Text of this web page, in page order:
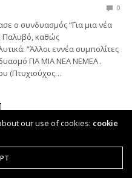
0
ο συνδυασμός “Για μια νέα
Παλυβό, καθώς
“Άλλοι εννέα συμπολίτες
ΓΙΑ ΜΙΑ ΝΕΑ ΝΕΜΕΑ .
(Πτυχιούχος…
our use of cookies: cookie